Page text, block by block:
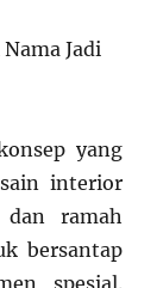
yang
interior
dan ramah
bersantap
spesial.